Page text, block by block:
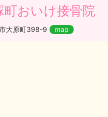
町おいけ接骨院
大原町398-9 map